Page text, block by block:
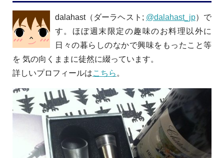
dalahast（ダーラヘスト; @dalahast_jp）で
す。ほぼ週末限定の趣味のお料理以外に
日々の暮らしのなかで興味をもったこと等
を 気の向くままに徒然に綴っています。
詳しいプロフィールはこちら 。